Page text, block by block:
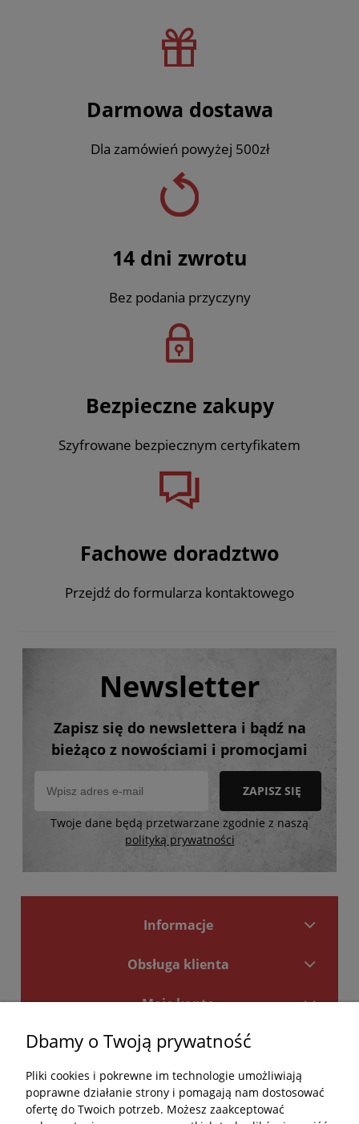
Darmowa dostawa
Dla zamówień powyżej 500zł
14 dni zwrotu
Bez podania przyczyny
Bezpieczne zakupy
Szyfrowane bezpiecznym certyfikatem
Fachowe doradztwo
Przejdź do formularza kontaktowego
Newsletter
Zapisz się do newslettera i bądź na
bieżąco z nowościami i promocjami
ZAPISZ SIĘ
Twoje dane będą przetwarzane zgodnie z naszą
polityką prywatności
Informacje
Obsługa klienta
Moje konto
Płatności i dostawa
Kontakt
Dbamy o Twoją prywatność
Pliki cookies i pokrewne im technologie umożliwiają
poprawne działanie strony i pomagają nam dostosować
ofertę do Twoich potrzeb. Możesz zaakceptować